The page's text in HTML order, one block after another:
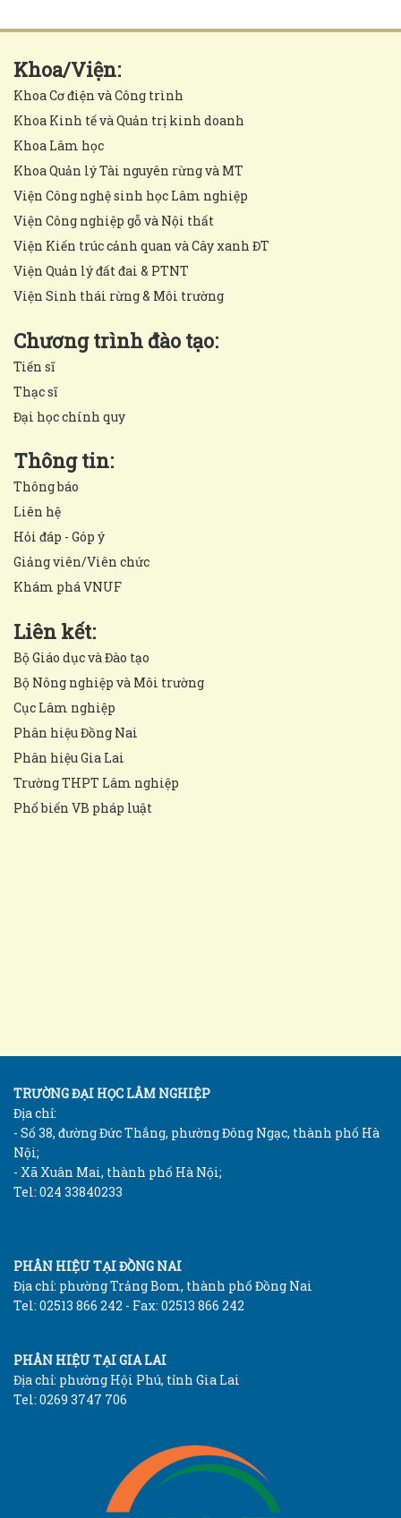
Khoa/Viện:
Khoa Cơ điện và Công trình
Khoa Kinh tế và Quản trị kinh doanh
Khoa Lâm học
Khoa Quản lý Tài nguyên rừng và MT
Viện Công nghệ sinh học Lâm nghiệp
Viện Công nghiệp gỗ và Nội thất
Viện Kiến trúc cảnh quan và Cây xanh ĐT
Viện Quản lý đất đai & PTNT
Viện Sinh thái rừng & Môi trường
Chương trình đào tạo:
Tiến sĩ
Thạc sĩ
Đại học chính quy
Thông tin:
Thông báo
Liên hệ
Hỏi đáp - Góp ý
Giảng viên/Viên chức
Khám phá VNUF
Liên kết:
Bộ Giáo dục và Đào tạo
Bộ Nông nghiệp và Môi trường
Cục Lâm nghiệp
Phân hiệu Đồng Nai
Phân hiệu Gia Lai
Trường THPT Lâm nghiệp
Phổ biến VB pháp luật
TRƯỜNG ĐẠI HỌC LÂM NGHIỆP
Địa chỉ:
- Số 38, đường Đức Thắng, phường Đông Ngạc, thành phố Hà
Nội;
- Xã Xuân Mai, thành phố Hà Nội;
Tel: 024 33840233
PHÂN HIỆU TẠI ĐỒNG NAI
Địa chỉ: phường Trảng Bom, thành phố Đồng Nai
Tel: 02513 866 242 - Fax: 02513 866 242
PHÂN HIỆU TẠI GIA LAI
Địa chỉ: phường Hội Phú, tỉnh Gia Lai
Tel: 0269 3747 706